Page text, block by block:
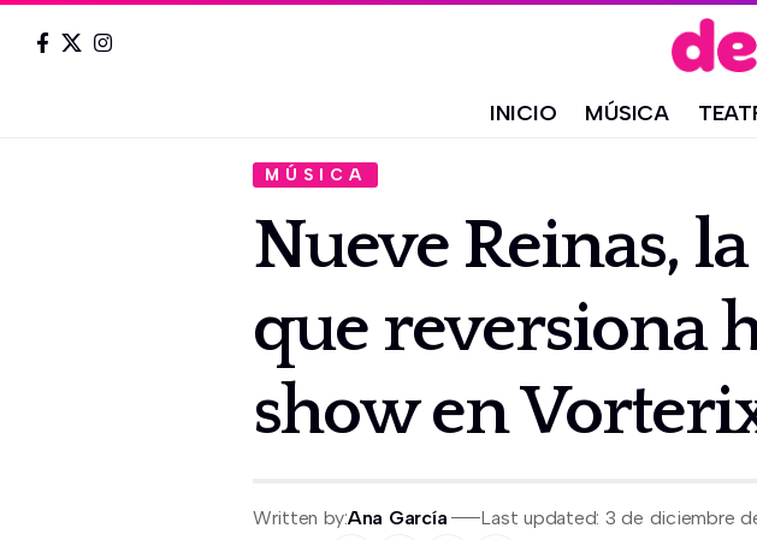
INICIO MÚSICA
MÚSICA
Nueve Reinas,
que reversiona
show en
Written by:Ana García Last updated: 3 de diciembre